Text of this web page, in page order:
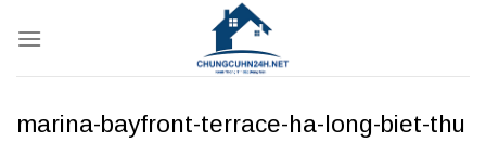
qua
marina-bayfront-terrace-ha-long-biet-thu